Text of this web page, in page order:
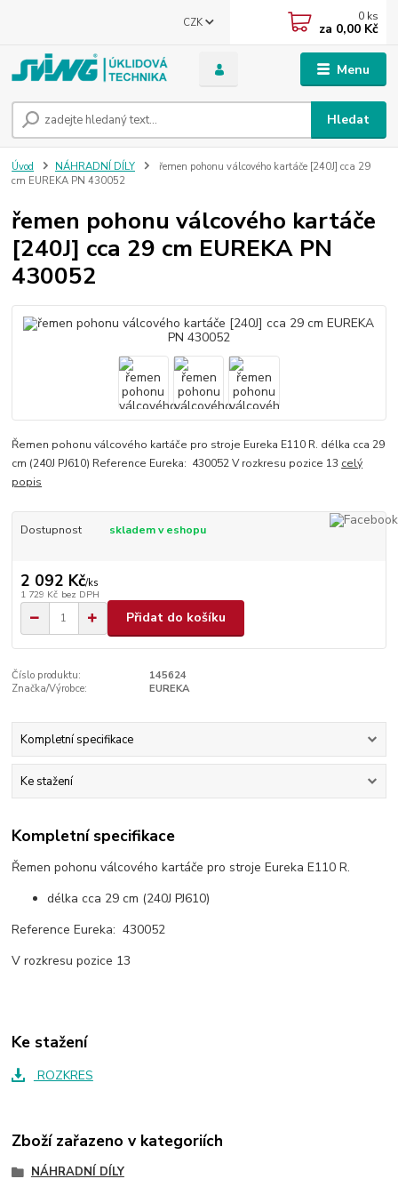
Menu
CZK
Hledat
0 ks
za 0,00 Kč
Úvod NÁHRADNÍ DÍLY
řemen pohonu válcového kartáče [240J] cca 29
cm EUREKA PN 430052
řemen pohonu válcového kartáče
[240J] cca 29 cm EUREKA PN
430052
Řemen pohonu válcového kartáče pro stroje Eureka E110 R. délka cca 29
cm (240J PJ610) Reference Eureka: 430052 V rozkresu pozice 13 celý
popis
Dostupnost skladem v eshopu
2 092 Kč/ks
1 729 Kč bez DPH
Přidat do košíku
Číslo produktu:
145624
Značka/Výrobce:
EUREKA
Kompletní specifikace
Ke stažení
Kompletní specifikace
Řemen pohonu válcového kartáče pro stroje Eureka E110 R.
délka cca 29 cm (240J PJ610)
Reference Eureka: 430052
V rozkresu pozice 13
Ke stažení
ROZKRES
Zboží zařazeno v kategoriích
NÁHRADNÍ DÍLY